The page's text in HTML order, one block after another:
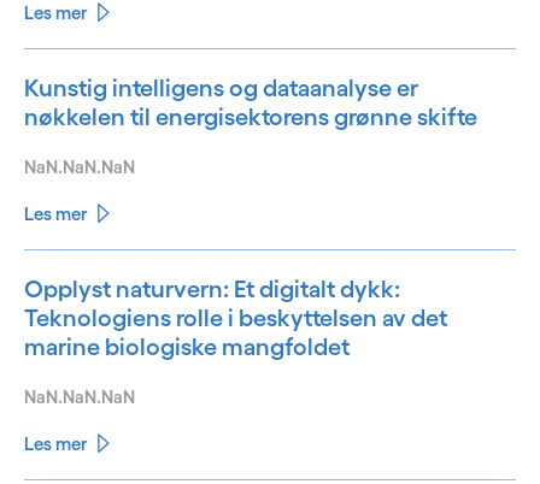
Les mer
Kunstig intelligens og dataanalyse er
nøkkelen til energisektorens grønne skifte
NaN.NaN.NaN
Les mer
Opplyst naturvern: Et digitalt dykk:
Teknologiens rolle i beskyttelsen av det
marine biologiske mangfoldet
NaN.NaN.NaN
Les mer